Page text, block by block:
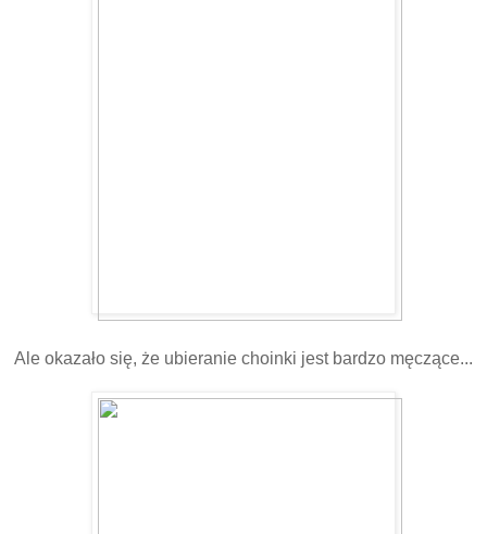
Ale okazało się, że ubieranie choinki jest bardzo męczące...